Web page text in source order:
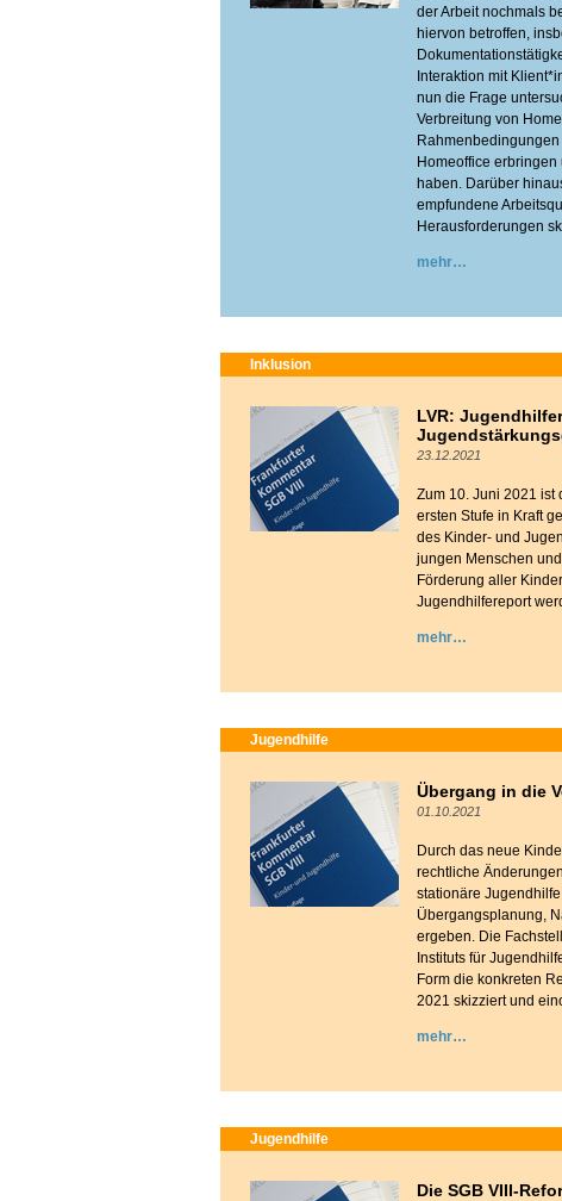
der Arbeit nochmals
hiervon betroffen,
Interaktion mit
nun die Frage
Verbreitung von
Homeoffice
haben. Darüber
empfundene
Herausforderungen
mehr
Inklusion
LVR:
23.12.2021
Zum 10. Juni 2021 ist
ersten Stufe in Kraft
des Kinder- und
jungen Menschen
Förderung aller
Jugendhilfereport
mehr
Jugendhilfe
Übergang in die
01.10.2021
Durch das neue
rechtliche
stationäre
Übergangsplanung,
ergeben. Die
Instituts für
Form die konkreten
2021 skizziert und
mehr
Jugendhilfe
Die SGB VIII-